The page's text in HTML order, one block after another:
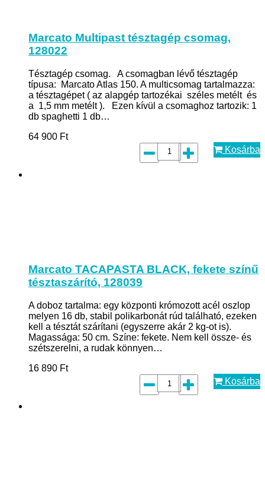
Marcato Multipast tésztagép csomag,
128022
Tésztagép csomag. A csomagban lévő tésztagép
típusa: Marcato Atlas 150. A multicsomag tartalmazza:
a tésztagépet ( az alapgép tartozékai széles metélt és
a 1,5 mm metélt ). Ezen kívül a csomaghoz tartozik: 1
db spaghetti 1 db…
64 900 Ft
Kosárba
Marcato TACAPASTA BLACK, fekete színű
tésztaszárító, 128039
A doboz tartalma: egy központi krómozott acél oszlop
melyen 16 db, stabil polikarbonát rúd található, ezeken
kell a tésztát szárítani (egyszerre akár 2 kg-ot is).
Magassága: 50 cm. Színe: fekete. Nem kell össze- és
szétszerelni, a rudak könnyen…
16 890 Ft
Kosárba